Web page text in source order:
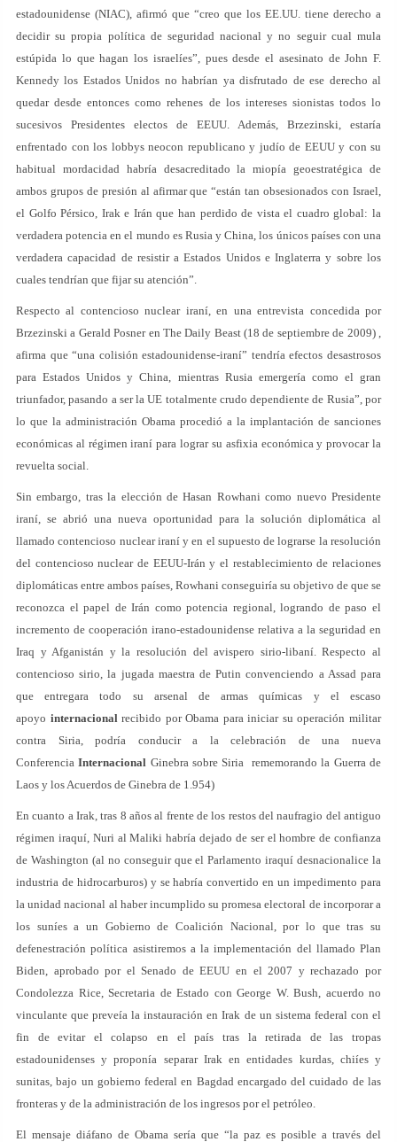
estadounidense (NIAC), afirmó que “creo que los EE.UU. tiene derecho a
decidir su propia política de seguridad nacional y no seguir cual mula
estúpida lo que hagan los israelíes”, pues desde el asesinato de John F.
Kennedy los Estados Unidos no habrían ya disfrutado de ese derecho al
quedar desde entonces como rehenes de los intereses sionistas todos lo
sucesivos Presidentes electos de EEUU. Además, Brzezinski, estaría
enfrentado con los lobbys neocon republicano y judío de EEUU y con su
habitual mordacidad habría desacreditado la miopía geoestratégica de
ambos grupos de presión al afirmar que “están tan obsesionados con Israel,
el Golfo Pérsico, Irak e Irán que han perdido de vista el cuadro global: la
verdadera potencia en el mundo es Rusia y China, los únicos países con una
verdadera capacidad de resistir a Estados Unidos e Inglaterra y sobre los
cuales tendrían que fijar su atención”.
Respecto al contencioso nuclear iraní, en una entrevista concedida por
Brzezinski a Gerald Posner en The Daily Beast (18 de septiembre de 2009) ,
afirma que “una colisión estadounidense-iraní” tendría efectos desastrosos
para Estados Unidos y China, mientras Rusia emergería como el gran
triunfador, pasando a ser la UE totalmente crudo dependiente de Rusia”, por
lo que la administración Obama procedió a la implantación de sanciones
económicas al régimen iraní para lograr su asfixia económica y provocar la
revuelta social.
Sin embargo, tras la elección de Hasan Rowhani como nuevo Presidente
iraní, se abrió una nueva oportunidad para la solución diplomática al
llamado contencioso nuclear iraní y en el supuesto de lograrse la resolución
del contencioso nuclear de EEUU-Irán y el restablecimiento de relaciones
diplomáticas entre ambos países, Rowhani conseguiría su objetivo de que se
reconozca el papel de Irán como potencia regional, logrando de paso el
incremento de cooperación irano-estadounidense relativa a la seguridad en
Iraq y Afganistán y la resolución del avispero sirio-libaní. Respecto al
contencioso sirio, la jugada maestra de Putin convenciendo a Assad para
que entregara todo su arsenal de armas químicas y el escaso
apoyo internacionalrecibido por Obama para iniciar su operación militar
contra Siria, podría conducir a la celebración de una nueva
ConferenciaInternacional Ginebra sobre Siria rememorando la Guerra de
Laos y los Acuerdos de Ginebra de 1.954)
En cuanto a Irak, tras 8 años al frente de los restos del naufragio del antiguo
régimen iraquí, Nuri al Maliki habría dejado de ser el hombre de confianza
de Washington (al no conseguir que el Parlamento iraquí desnacionalice la
industria de hidrocarburos) y se habría convertido en un impedimento para
la unidad nacional al haber incumplido su promesa electoral de incorporar a
los suníes a un Gobierno de Coalición Nacional, por lo que tras su
defenestración política asistiremos a la implementación del llamado Plan
Biden, aprobado por el Senado de EEUU en el 2007 y rechazado por
Condolezza Rice, Secretaria de Estado con George W. Bush, acuerdo no
vinculante que preveía la instauración en Irak de un sistema federal con el
fin de evitar el colapso en el país tras la retirada de las tropas
estadounidenses y proponía separar Irak en entidades kurdas, chiíes y
sunitas, bajo un gobierno federal en Bagdad encargado del cuidado de las
fronteras y de la administración de los ingresos por el petróleo.
El mensaje diáfano de Obama sería que “la paz es posible a través del